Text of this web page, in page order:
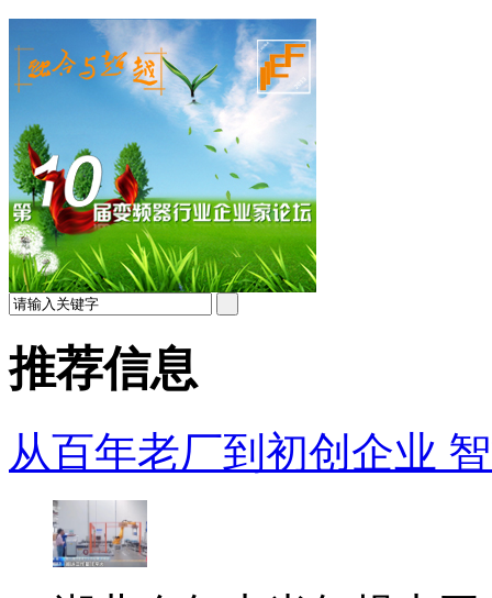
推荐信息
从百年老厂到初创企业